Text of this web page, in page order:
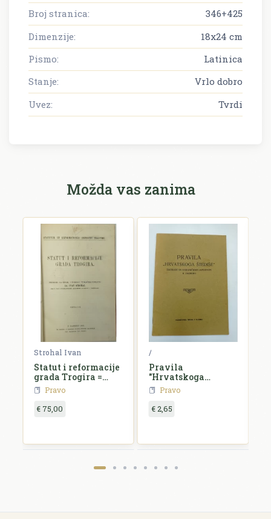
Broj stranica:
346+425
Dimenzije:
18x24 cm
Pismo:
Latinica
Stanje:
Vrlo dobro
Uvez:
Tvrdi
Možda vas zanima
Strohal Ivan
Statut i reformacije
grada Trogira =
Statutum et
reformationes
civitatis Tragurii
Pravo
€ 75,00
/
Pravila
"Hrvatskoga
štediše"
Pravo
€ 2,65